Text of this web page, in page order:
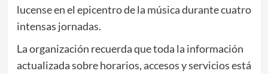
lucense en el epicentro de la música durante cuatro
intensas jornadas.
La organización recuerda que toda la información
actualizada sobre horarios, accesos y servicios está